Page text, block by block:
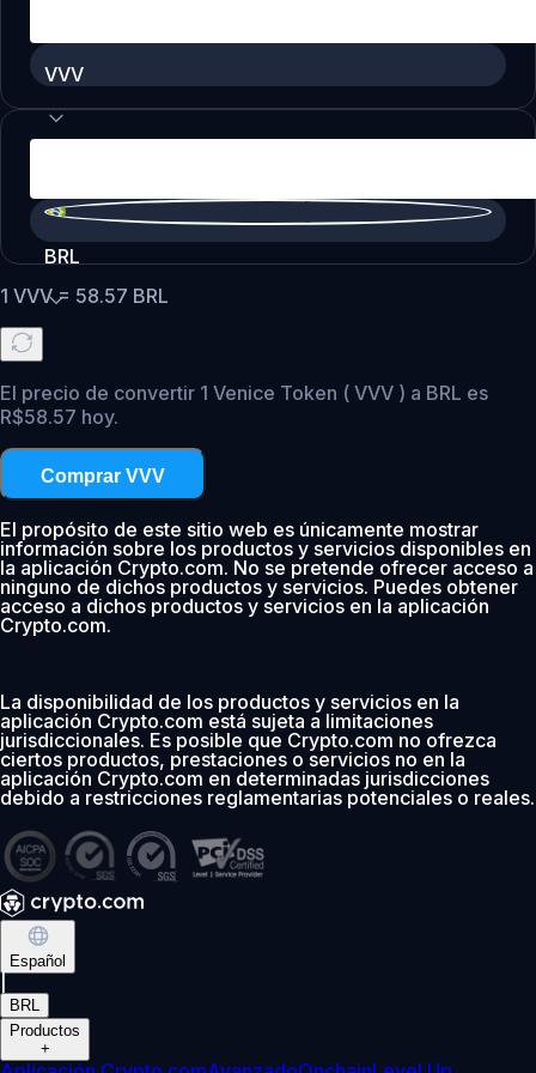
VVV
BRL
1 VVV= 58.57 BRL
El precio de convertir 1 Venice Token ( VVV ) a BRL es
R$58.57 hoy.
Comprar VVV
El propósito de este sitio web es únicamente mostrar
información sobre los productos y servicios disponibles en
la aplicación Crypto.com. No se pretende ofrecer acceso a
ninguno de dichos productos y servicios. Puedes obtener
acceso a dichos productos y servicios en la aplicación
Crypto.com.
La disponibilidad de los productos y servicios en la
aplicación Crypto.com está sujeta a limitaciones
jurisdiccionales. Es posible que Crypto.com no ofrezca
ciertos productos, prestaciones o servicios no en la
aplicación Crypto.com en determinadas jurisdicciones
debido a restricciones reglamentarias potenciales o reales.
Español
BRL
Productos
+